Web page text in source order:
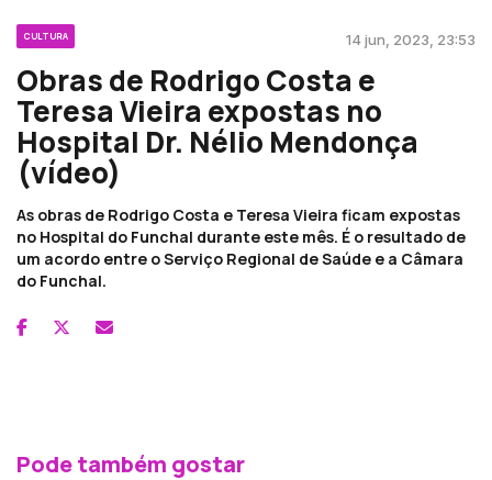
CULTURA 14 jun, 2023, 23:53
Obras de Rodrigo Costa e
Teresa Vieira expostas no
Hospital Dr. Nélio Mendonça
(vídeo)
As obras de Rodrigo Costa e Teresa Vieira ficam expostas
no Hospital do Funchal durante este mês. É o resultado de
um acordo entre o Serviço Regional de Saúde e a Câmara
do Funchal.
Pode também gostar